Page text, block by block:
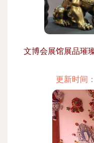
文博会展馆展品璀
更新时间